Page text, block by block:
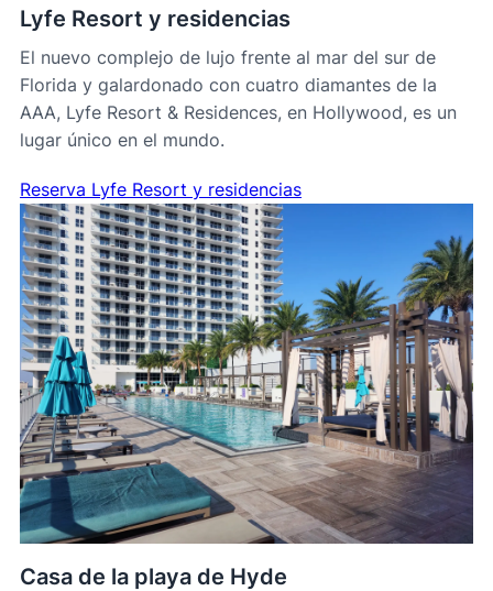
Lyfe Resort y residencias
El nuevo complejo de lujo frente al mar del sur de
Florida y galardonado con cuatro diamantes de la
AAA, Lyfe Resort & Residences, en Hollywood, es un
lugar único en el mundo.
Reserva Lyfe Resort y residencias
Casa de la playa de Hyde